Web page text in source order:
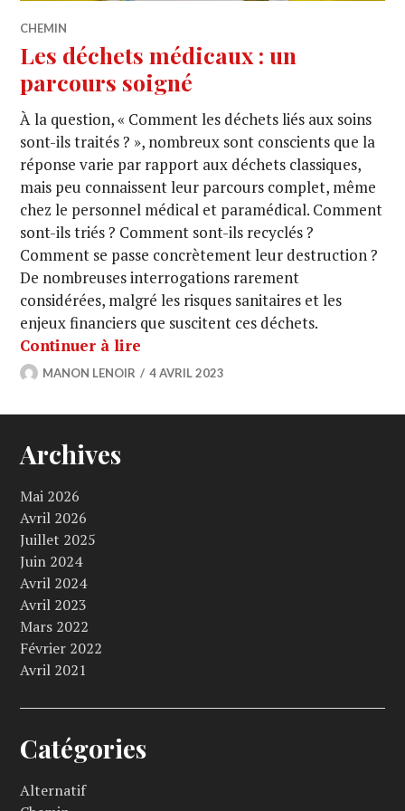
CHEMIN
Les déchets médicaux : un
parcours soigné
À la question, « Comment les déchets liés aux soins
sont-ils traités ? », nombreux sont conscients que la
réponse varie par rapport aux déchets classiques,
mais peu connaissent leur parcours complet, même
chez le personnel médical et paramédical. Comment
sont-ils triés ? Comment sont-ils recyclés ?
Comment se passe concrètement leur destruction ?
De nombreuses interrogations rarement
considérées, malgré les risques sanitaires et les
enjeux financiers que suscitent ces déchets.
Continuer à lire
MANON LENOIR 4 AVRIL 2023
Archives
Mai 2026
Avril 2026
Juillet 2025
Juin 2024
Avril 2024
Avril 2023
Mars 2022
Février 2022
Avril 2021
Catégories
Alternatif